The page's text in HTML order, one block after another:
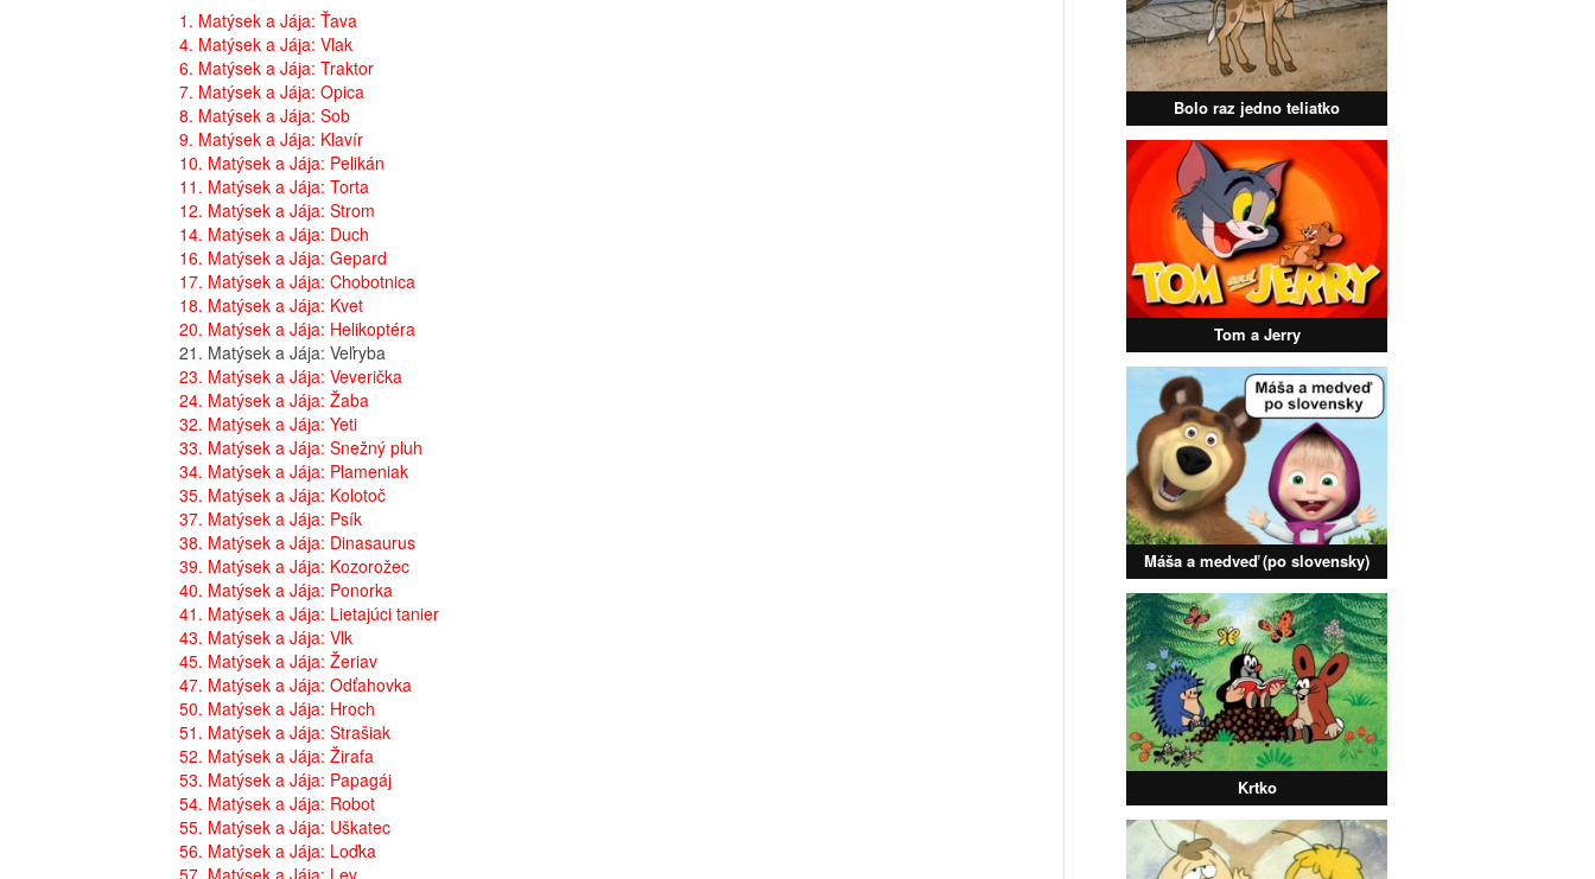
1. Matýsek a Jája: Ťava
4. Matýsek a Jája: Vlak
6. Matýsek a Jája: Traktor
7. Matýsek a Jája: Opica
8. Matýsek a Jája: Sob
9. Matýsek a Jája: Klavír
10. Matýsek a Jája: Pelikán
11. Matýsek a Jája: Torta
12. Matýsek a Jája: Strom
14. Matýsek a Jája: Duch
16. Matýsek a Jája: Gepard
17. Matýsek a Jája: Chobotnica
18. Matýsek a Jája: Kvet
20. Matýsek a Jája: Helikoptéra
21. Matýsek a Jája: Veľryba
23. Matýsek a Jája: Veverička
24. Matýsek a Jája: Žaba
32. Matýsek a Jája: Yeti
33. Matýsek a Jája: Snežný pluh
34. Matýsek a Jája: Plameniak
35. Matýsek a Jája: Kolotoč
37. Matýsek a Jája: Psík
38. Matýsek a Jája: Dinasaurus
39. Matýsek a Jája: Kozorožec
40. Matýsek a Jája: Ponorka
41. Matýsek a Jája: Lietajúci tanier
43. Matýsek a Jája: Vlk
45. Matýsek a Jája: Žeriav
47. Matýsek a Jája: Odťahovka
50. Matýsek a Jája: Hroch
51. Matýsek a Jája: Strašiak
52. Matýsek a Jája: Žirafa
53. Matýsek a Jája: Papagáj
54. Matýsek a Jája: Robot
55. Matýsek a Jája: Uškatec
56. Matýsek a Jája: Loďka
Bolo raz jedno teliatko
Tom a Jerry
Máša a medveď (po slovensky)
Krtko